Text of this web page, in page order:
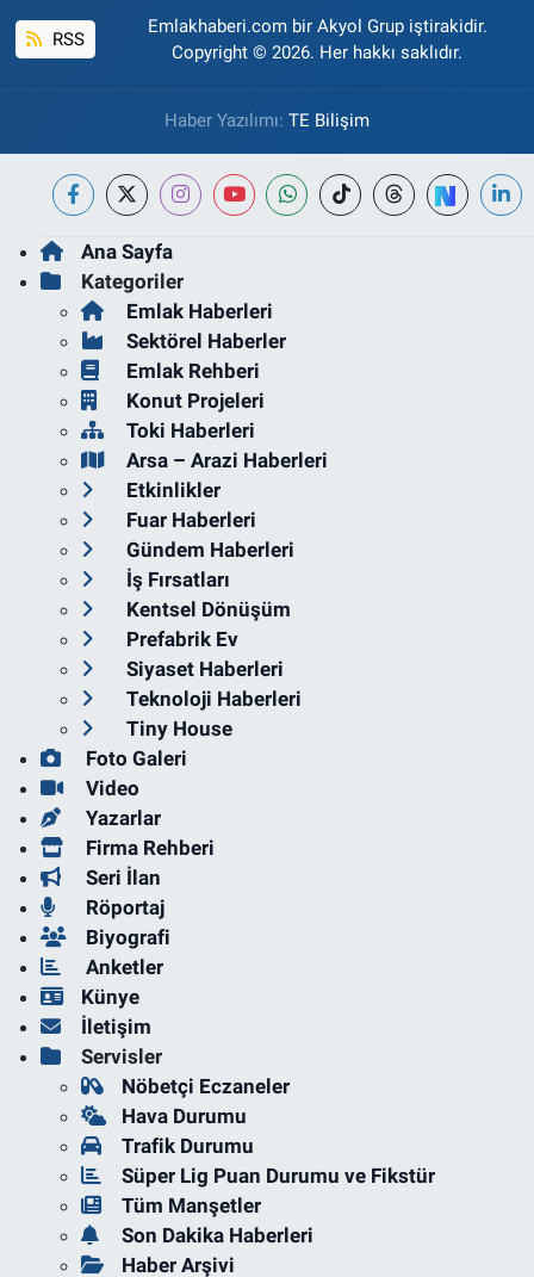
RSS
Emlakhaberi.com bir Akyol Grup iştirakidir.
Copyright © 2026. Her hakkı saklıdır.
Haber Yazılımı: TE Bilişim
Ana Sayfa
Kategoriler
Emlak Haberleri
Sektörel Haberler
Emlak Rehberi
Konut Projeleri
Toki Haberleri
Arsa – Arazi Haberleri
Etkinlikler
Fuar Haberleri
Gündem Haberleri
İş Fırsatları
Kentsel Dönüşüm
Prefabrik Ev
Siyaset Haberleri
Teknoloji Haberleri
Tiny House
Foto Galeri
Video
Yazarlar
Firma Rehberi
Seri İlan
Röportaj
Biyografi
Anketler
Künye
İletişim
Servisler
Nöbetçi Eczaneler
Hava Durumu
Trafik Durumu
Süper Lig Puan Durumu ve Fikstür
Tüm Manşetler
Son Dakika Haberleri
Haber Arşivi